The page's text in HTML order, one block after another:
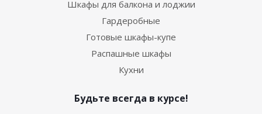
Шкафы для балкона и лоджии
Гардеробные
Готовые шкафы-купе
Распашные шкафы
Кухни
Будьте всегда в курсе!